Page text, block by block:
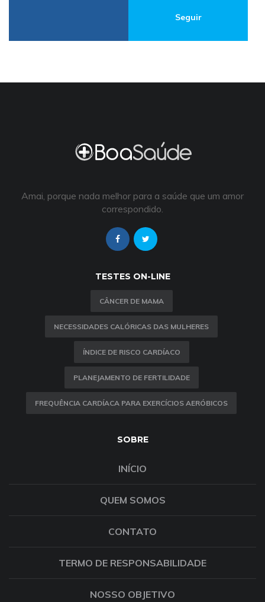
Seguir
Amai, porque nada melhor para a saúde que um amor
correspondido.
TESTES ON-LINE
CÂNCER DE MAMA
NECESSIDADES CALÓRICAS DAS MULHERES
ÍNDICE DE RISCO CARDÍACO
PLANEJAMENTO DE FERTILIDADE
FREQUÊNCIA CARDÍACA PARA EXERCÍCIOS AERÓBICOS
SOBRE
INÍCIO
QUEM SOMOS
CONTATO
TERMO DE RESPONSABILIDADE
NOSSO OBJETIVO